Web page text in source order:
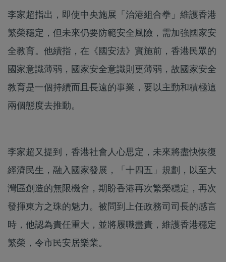
李家超指出，即使中央施展「治港組合拳」維護香港
繁榮穩定，但未來仍要防範安全風險，需加強國家安
全教育。他續指，在《國安法》實施前，香港民眾的
國家意識薄弱，國家安全意識則更薄弱，故國家安全
教育是一個持續而且長遠的事業，要以主動和積極這
兩個態度去推動。
李家超又提到，香港社會人心思定，未來將盡快恢復
經濟民生，融入國家發展，「十四五」規劃，以至大
灣區創造的無限機會，期盼香港再次繁榮穩定，再次
發揮東方之珠的魅力。被問到上任政務司司長的感言
時，他認為責任重大，並將履職盡責，維護香港穩定
繁榮，令市民安居樂業。